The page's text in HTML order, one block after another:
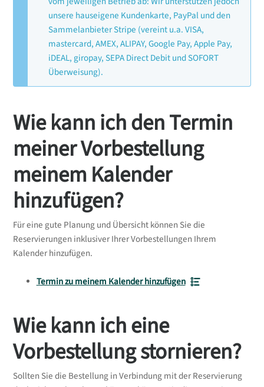
unsere hauseigene Kundenkarte, PayPal und den
Sammelanbieter Stripe (vereint u.a. VISA,
mastercard, AMEX, ALIPAY, Google Pay, Apple Pay,
iDEAL, giropay, SEPA Direct Debit und SOFORT
Überweisung).
Wie kann ich den Termin
meiner Vorbestellung
meinem Kalender
hinzufügen?
Für eine gute Planung und Übersicht können Sie die
Reservierungen inklusiver Ihrer Vorbestellungen Ihrem
Kalender hinzufügen.
Termin zu meinem Kalender hinzufügen
Wie kann ich eine
Vorbestellung stornieren?
Sollten Sie die Bestellung in Verbindung mit der Reservierung